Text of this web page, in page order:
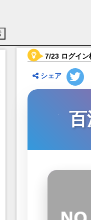
マジカミ】キャラ紹
7/23 ログイン
シェア